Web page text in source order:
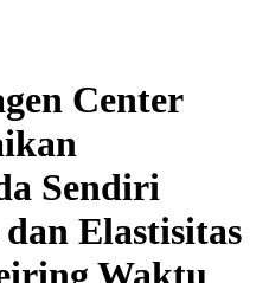
Center
Sendiri
Elastisitas